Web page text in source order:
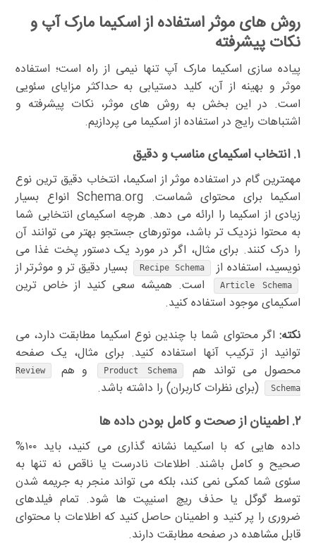
روش های موثر استفاده از اسکیما مارک آپ و
نکات پیشرفته
پیاده سازی اسکیما مارک آپ تنها نیمی از راه است؛ استفاده
موثر و بهینه از آن، کلید دستیابی به حداکثر مزایای سئویی
است. در این بخش به روش های موثر، نکات پیشرفته و
اشتباهات رایج در استفاده از اسکیما می پردازیم.
۱. انتخاب اسکیمای مناسب و دقیق
مهمترین گام در استفاده موثر از اسکیما، انتخاب دقیق ترین نوع
اسکیما برای محتوای شماست. Schema.org انواع بسیار
زیادی از اسکیما را ارائه می دهد. هرچه اسکیمای انتخابی شما
به محتوا نزدیک تر باشد، موتورهای جستجو بهتر می توانند آن
را درک کنند. برای مثال، اگر در مورد یک دستور پخت غذا می
نویسید، استفاده از
Recipe Schema بسیار دقیق تر و موثرتر از
Article Schema
است. همیشه سعی کنید از خاص ترین
اسکیمای موجود استفاده کنید.
نکته: اگر محتوای شما با چندین نوع اسکیما مطابقت دارد، می
توانید از ترکیب آنها استفاده کنید. برای مثال، یک صفحه
محصول می تواند هم
Product Schema و هم
Review
Schema
(برای نظرات کاربران) را داشته باشد.
۲. اطمینان از صحت و کامل بودن داده ها
داده هایی که با اسکیما نشانه گذاری می کنید، باید ۱۰۰%
صحیح و کامل باشند. اطلاعات نادرست یا ناقص نه تنها به
سئوی شما کمکی نمی کند، بلکه می تواند منجر به جریمه شدن
توسط گوگل یا حذف ریچ اسنیپت ها شود. تمام فیلدهای
ضروری را پر کنید و اطمینان حاصل کنید که اطلاعات با محتوای
قابل مشاهده در صفحه مطابقت دارند.